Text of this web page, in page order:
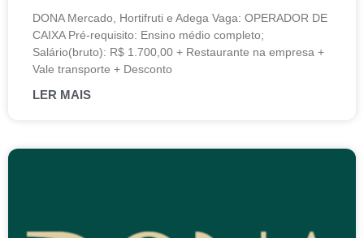
DONA Mercado, Hortifruti e Adega Vaga: OPERADOR DE
CAIXA Pré-requisito: Ensino médio completo;
Salário(bruto): R$ 1.700,00 + Restaurante na empresa +
Vale transporte + Desconto
LER MAIS